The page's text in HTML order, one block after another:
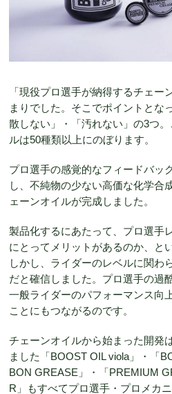
「現役プロ選手が納得するチェ
まりでした。そこでポイントとな
散しない」・「汚れない」の3つ
ルは50種類以上にのぼります。
プロ選手の感覚的なフィードバッ
し、不純物の少ない高価な化学合
ェーンオイルが完成しました。
製品化するにあたって、プロ選手
にとってメリットがあるのか、と
しかし、ライダーのレベルに関わ
だと確信しました。プロ選手の過
一般ライダーのパフォーマンス向
ことにもつながるのです。
チェーンオイルから始まった開発
ました「BOOST OIL viola」・「
BON GREASE」・「PREMIUM
R」もすべてプロ選手・プロメカ